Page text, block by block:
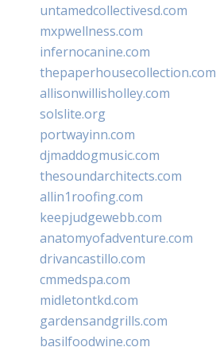
untamedcollectivesd.com
mxpwellness.com
infernocanine.com
thepaperhousecollection.com
allisonwillisholley.com
solslite.org
portwayinn.com
djmaddogmusic.com
thesoundarchitects.com
allin1roofing.com
keepjudgewebb.com
anatomyofadventure.com
drivancastillo.com
cmmedspa.com
midletontkd.com
gardensandgrills.com
basilfoodwine.com